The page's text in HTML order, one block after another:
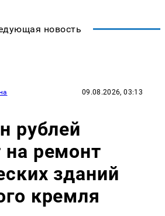
новость
09.08.2026, 03:13
рублей
ремонт
зданий
кремля